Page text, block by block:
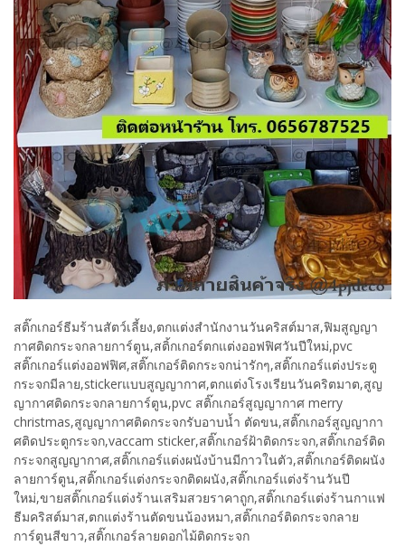
สติ๊กเกอร์ธีมร้านสัตว์เลี้ยง,ตกแต่งสำนักงานวันคริสต์มาส,ฟิมสูญญา
กาศติดกระจกลายการ์ตูน,สติ้กเกอร์ตกแต่งออฟฟิศวันปีใหม่,pvc
สติ๊กเกอร์แต่งออฟฟิศ,สติ๊กเกอร์ติดกระจกน่ารักๆ,สติ๊กเกอร์แต่งประตู
กระจกมีลาย,stickerแบบสูญญากาศ,ตกแต่งโรงเรียนวันคริตมาต,สูญ
ญากาศติดกระจกลายการ์ตูน,pvc สติ๊กเกอร์สูญญากาศ merry
christmas,สูญญากาศติดกระจกรับอาบน้ำ ตัดขน,สติ๊กเกอร์สูญญากา
ศติดประตูกระจก,vaccam sticker,สติ๊กเกอร์ฝ้าติดกระจก,สติ๊กเกอร์ติด
กระจกสูญญากาศ,สติ๊กเกอร์แต่งผนังบ้านมีกาวในตัว,สติ๊กเกอร์ติดผนัง
ลายการ์ตูน,สติ๊กเกอร์แต่งกระจกติดผนัง,สติ๊กเกอร์แต่งร้านวันปี
ใหม่,ขายสติ๊กเกอร์แต่งร้านเสริมสวยราคาถูก,สติ๊กเกอร์แต่งร้านกาแฟ
ธีมคริสต์มาส,ตกแต่งร้านตัดขนน้องหมา,สติ๊กเกอร์ติดกระจกลาย
การ์ตูนสีขาว,สติ๊กเกอร์ลายดอกไม้ติดกระจก